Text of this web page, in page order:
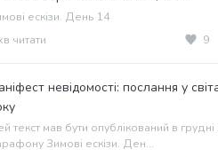
ескізи. День 14
читати
9
невідомості: послання у
текст мав бути опублікований в
Зимові ескізи. Ден...